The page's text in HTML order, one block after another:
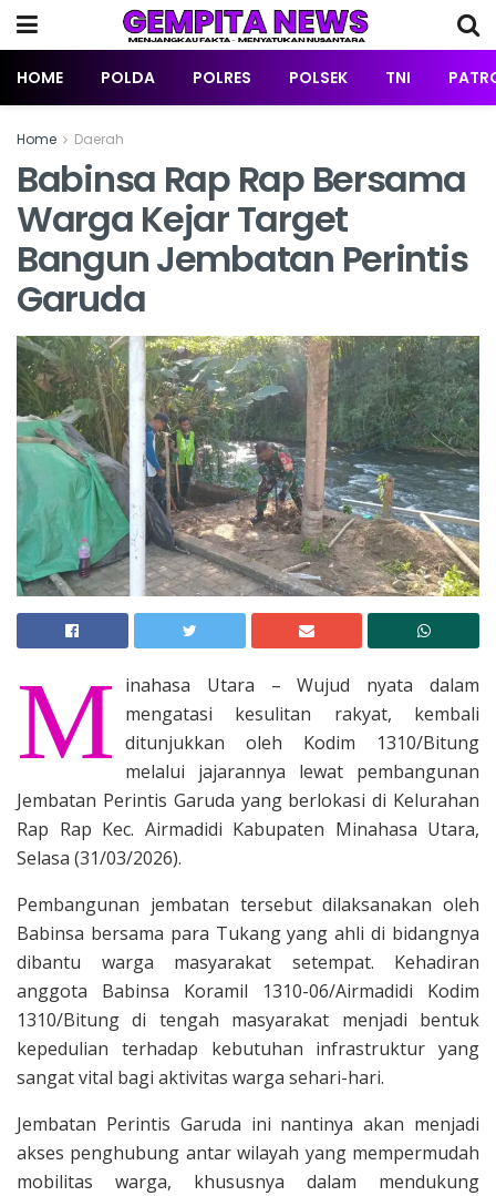
HOME POLDA POLRES POLSEK TNI
Home Daerah
Babinsa Rap Rap Bersama
Warga Kejar Target
Bangun Jembatan Perintis
Garuda
M inahasa Utara – Wujud nyata dalam
mengatasi kesulitan rakyat, kembali
ditunjukkan oleh Kodim 1310/Bitung
melalui jajarannya lewat pembangunan
Jembatan Perintis Garuda yang berlokasi di Kelurahan
Rap Rap Kec. Airmadidi Kabupaten Minahasa Utara,
Selasa (31/03/2026).
Pembangunan jembatan tersebut dilaksanakan oleh
Babinsa bersama para Tukang yang ahli di bidangnya
dibantu warga masyarakat setempat. Kehadiran
anggota Babinsa Koramil 1310-06/Airmadidi Kodim
1310/Bitung di tengah masyarakat menjadi bentuk
kepedulian terhadap kebutuhan infrastruktur yang
sangat vital bagi aktivitas warga sehari-hari.
Jembatan Perintis Garuda ini nantinya akan menjadi
akses penghubung antar wilayah yang mempermudah
mobilitas warga, khususnya dalam mendukung